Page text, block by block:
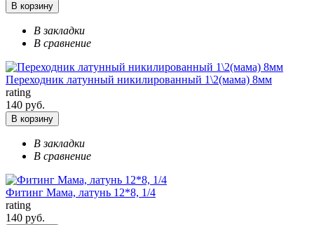
В корзину
В закладки
В сравнение
Переходник латунный никилированный 1\2(мама) 8мм
rating
140 руб.
В корзину
В закладки
В сравнение
Фитинг Мама, латунь 12*8, 1/4
rating
140 руб.